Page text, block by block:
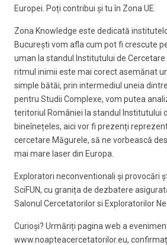
Europei. Poți contribui și tu în Zona UE.
Zona Knowledge este dedicată
București vom afla cum pot fi crescute
uman la standul Institutului de
ritmul inimii este mai corect asemănat
simple bătăi, prin intermediul uneia
pentru Studii Complexe, vom putea
teritoriul României la standul Institutului
bineînețeles, aici vor fi prezenți
cercetare Măgurele, să ne vorbească
mai mare laser din Europa.
Exploratori neconventionali și provocări
SciFUN, cu granița de dezbatere
Salonul Cercetatorilor si Exploratorilor
Curioși? Urmăriți pagina web a
www.noapteacercetatorilor.eu,